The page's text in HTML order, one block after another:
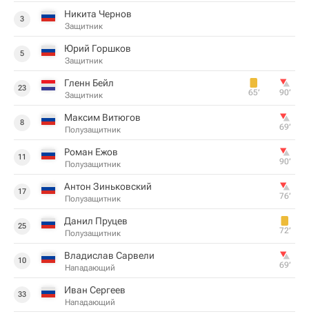
3 Никита Чернов
Защитник
5 Юрий Горшков
Защитник
23 Гленн Бейл
Защитник 65‎’‎ 90‎’‎
8 Максим Витюгов
Полузащитник 69‎’‎
11 Роман Ежов
Полузащитник 90‎’‎
17 Антон Зиньковский
Полузащитник 76‎’‎
25 Данил Пруцев
Полузащитник 72‎’‎
10 Владислав Сарвели
Нападающий 69‎’‎
33 Иван Сергеев
Нападающий